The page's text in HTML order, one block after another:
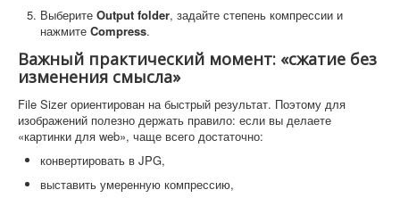
Выберите Output folder, задайте степень компрессии и
нажмите Compress.
Важный практический момент: «сжатие без
изменения смысла»
File Sizer ориентирован на быстрый результат. Поэтому для
изображений полезно держать правило: если вы делаете
«картинки для web», чаще всего достаточно:
конвертировать в JPG,
выставить умеренную компрессию,